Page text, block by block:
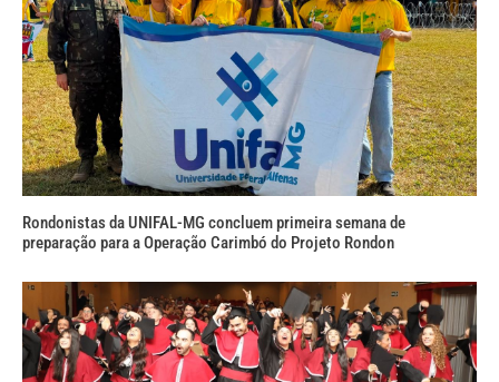
Rondonistas da UNIFAL-MG concluem primeira semana de
preparação para a Operação Carimbó do Projeto Rondon